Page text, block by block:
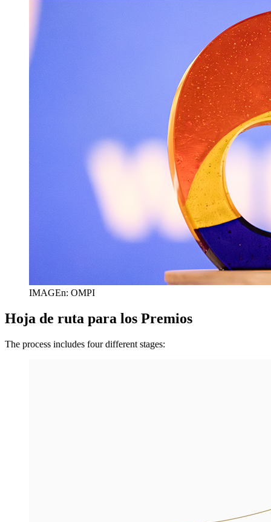
IMAGEn: OMPI
Hoja de ruta para los Premios
The process includes four different stages: